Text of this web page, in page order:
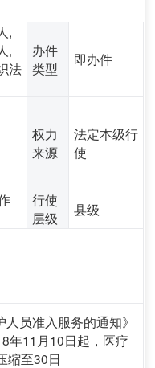
,
,
法
办件
类型
即办件
权力
来源
法定本级行
使
行使
层级
县级
员准入服务的通知》
年11月10日起，医疗
缩至30日